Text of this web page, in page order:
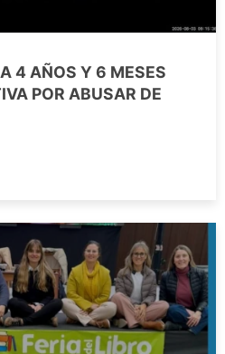
4 AÑOS Y 6 MESES
POR ABUSAR DE